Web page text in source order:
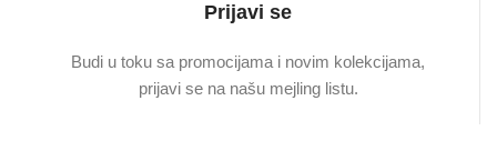
Prijavi se
Budi u toku sa promocijama i novim kolekcijama,
prijavi se na našu mejling listu.